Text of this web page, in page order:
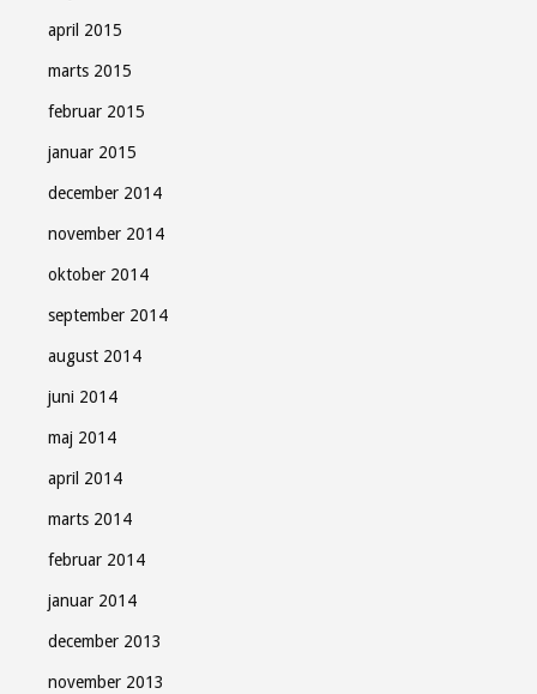
april 2015
marts 2015
februar 2015
januar 2015
december 2014
november 2014
oktober 2014
september 2014
august 2014
juni 2014
maj 2014
april 2014
marts 2014
februar 2014
januar 2014
december 2013
november 2013